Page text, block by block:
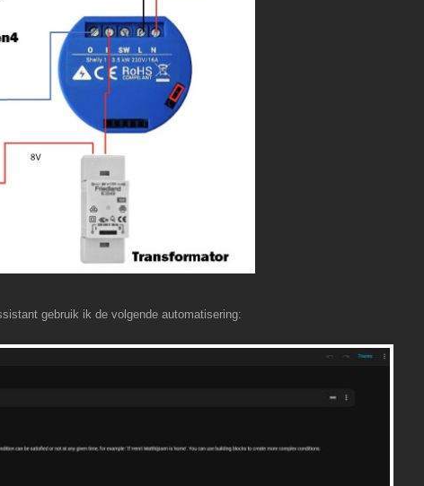
gebruik ik de volgende automatisering: